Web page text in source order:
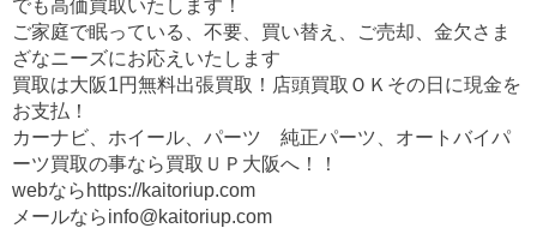
でも高価買取いたします！
ご家庭で眠っている、不要、買い替え、ご売却、金欠さま
ざなニーズにお応えいたします
買取は大阪1円無料出張買取！店頭買取ＯＫその日に現金を
お支払！
カーナビ、ホイール、パーツ 純正パーツ、オートバイパ
ーツ買取の事なら買取ＵＰ大阪へ！！
webならhttps://kaitoriup.com
メールならinfo@kaitoriup.com